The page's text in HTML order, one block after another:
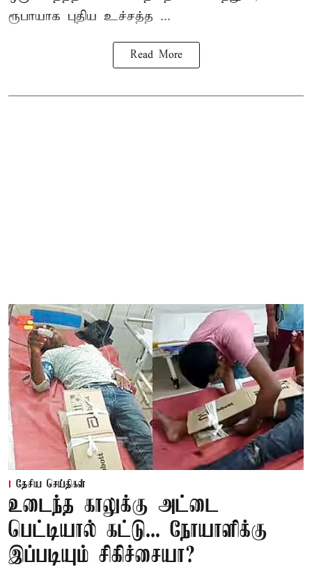
ரூபாயாக புதிய உச்சத்த ...
Read More
தேசிய செய்திகள்
உடைந்த காலுக்கு அட்டை
பெட்டியால் கட்டு... நோயாளிக்கு
இப்படியும் சிகிச்சையா?